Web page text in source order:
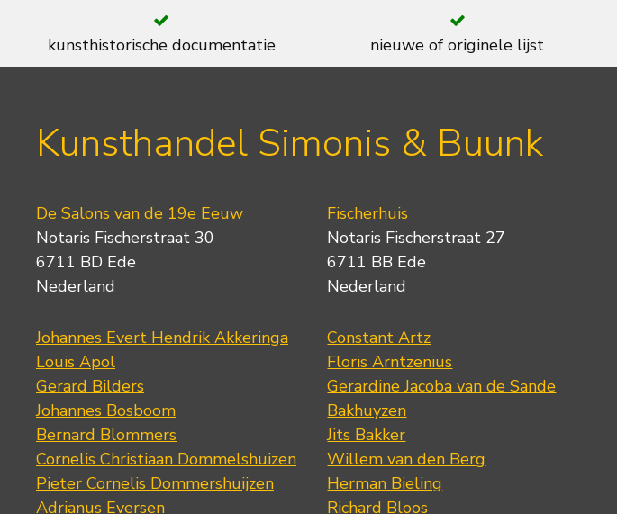
kunsthistorische documentatie nieuwe of originele lijst
Kunsthandel Simonis & Buunk
De Salons van de 19e Eeuw
Notaris Fischerstraat 30
6711 BD Ede
Nederland
Johannes Evert Hendrik Akkeringa
Louis Apol
Gerard Bilders
Johannes Bosboom
Bernard Blommers
Cornelis Christiaan Dommelshuizen
Pieter Cornelis Dommershuijzen
Adrianus Eversen
Fischerhuis
Notaris Fischerstraat 27
6711 BB Ede
Nederland
Constant Artz
Floris Arntzenius
Gerardine Jacoba van de Sande
Bakhuyzen
Jits Bakker
Willem van den Berg
Herman Bieling
Richard Bloos